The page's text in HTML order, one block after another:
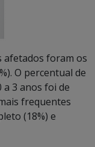
afetados foram os
O percentual de
a 3 anos foi de
frequentes
(18%) e